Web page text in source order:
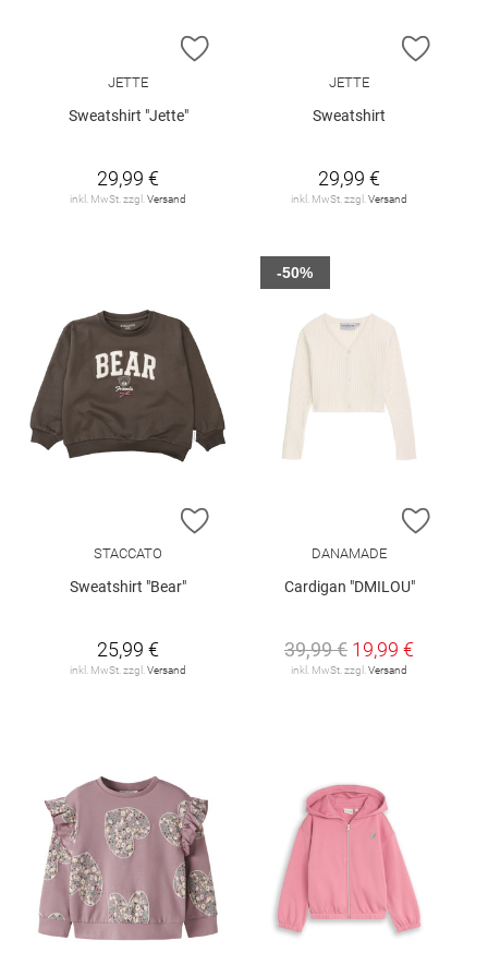
ZUR WUNSCHLISTE HINZUFÜGEN
JETTE
Sweatshirt "Jette"
29,99 €
inkl. MwSt. zzgl. Versand
ZUR
JETTE
Sweatshirt
29,99 €
inkl. MwSt. zzgl. Versand
ZUR WUNSCHLISTE HINZUFÜGEN
STACCATO
Sweatshirt "Bear"
25,99 €
inkl. MwSt. zzgl.Versand
ZUR
DANAMADE
Cardigan "DMILOU"
39,99 € 19,99 €
inkl. MwSt. zzgl.Versand
-50%